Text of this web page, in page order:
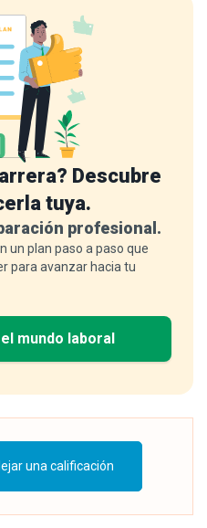
Descubre
tuya.
profesional.
un plan paso a paso que
para avanzar hacia tu
mundo laboral
una calificación